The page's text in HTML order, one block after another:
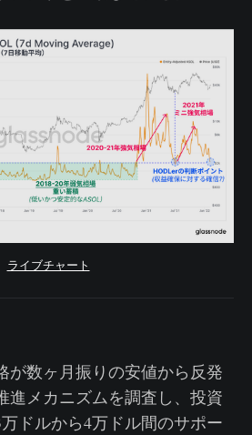
ライブチャート
数ヶ月振りの安値から反発
進メカニズムを調査し、投資
ドルから4万ドル間のサポー